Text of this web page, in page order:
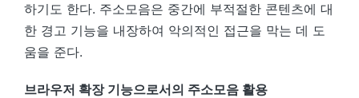
하기도 한다. 주소모음은 중간에 부적절한 콘텐츠에 대
한 경고 기능을 내장하여 악의적인 접근을 막는 데 도
움을 준다.
브라우저 확장 기능으로서의 주소모음 활용